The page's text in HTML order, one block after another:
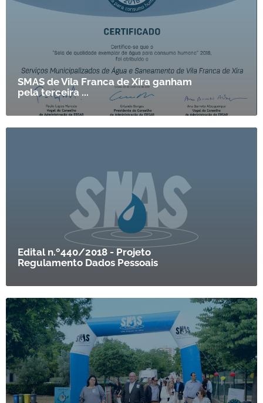
SMAS de Vila Franca de Xira ganham
pela terceira ...
Edital n.º440/2018 - Projeto
Regulamento Dados Pessoais